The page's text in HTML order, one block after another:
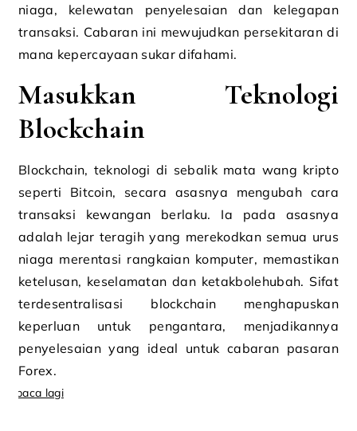
niaga, kelewatan penyelesaian dan kelegapan
transaksi. Cabaran ini mewujudkan persekitaran di
mana kepercayaan sukar difahami.
Masukkan Teknologi
Blockchain
Blockchain, teknologi di sebalik mata wang kripto
seperti Bitcoin, secara asasnya mengubah cara
transaksi kewangan berlaku. Ia pada asasnya
adalah lejar teragih yang merekodkan semua urus
niaga merentasi rangkaian komputer, memastikan
ketelusan, keselamatan dan ketakbolehubah. Sifat
terdesentralisasi blockchain menghapuskan
keperluan untuk pengantara, menjadikannya
penyelesaian yang ideal untuk cabaran pasaran
Forex.
baca lagi